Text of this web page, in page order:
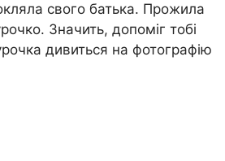
свого батька. Прожила
Значить, допоміг тобі
дивиться на фотографію